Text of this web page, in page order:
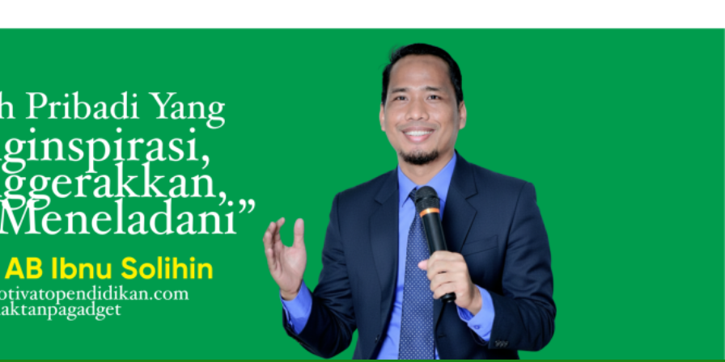
Tahun Menjaga Masa Kecil: Kisah Namin AB Ibnu Solihin Membesarkan Lima Anak Tanpa Gadget, TV, dan
Bioskop
SMK Mutual Kota Magelang Gelar Training “Creative Teacher” Bersama Namin AB Ibnu Solihin
Membesarkan Lima Anak Tanpa Gadget dan TV: Rahasia Konsistensi 13 Tahun Namin AB Ibnu Solihin